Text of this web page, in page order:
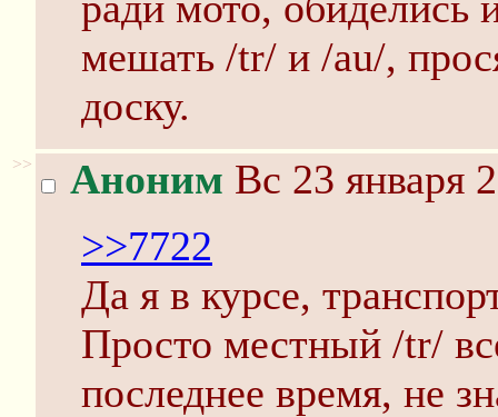
мешать /tr/ и /au/,
доску.
>> Аноним Вс 23 января
>>7722
Да я в курсе,
Просто местный /tr/
последнее время, не